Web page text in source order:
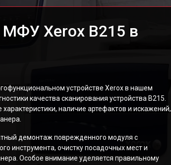
МФУ Xerox B215 в
устройстве Xerox в нашем
качества сканирования устройства B215.
наличие артефактов и искажений,
демонтаж поврежденного модуля с
инструмента, очистку посадочных мест и
Особое внимание уделяется правильному